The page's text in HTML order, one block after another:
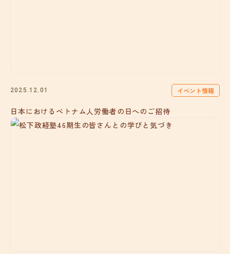
2025.12.01 イベント情報
日本におけるベトナム人労働者の日へのご招待